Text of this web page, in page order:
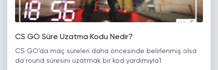
CS GO Süre Uzatma Kodu Nedir?
CS GO’da maç süreleri daha öncesinde belirlenmiş olsa
da round süresini uzatmak bir kod yardımıyla1